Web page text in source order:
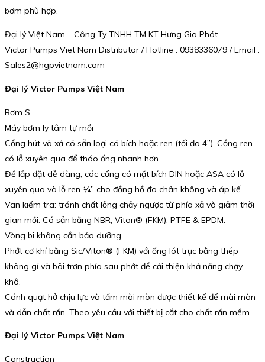
bơm phù hợp.
Đại lý Việt Nam – Công Ty TNHH TM KT Hưng Gia Phát
Victor Pumps Viet Nam Distributor / Hotline : 0938336079 / Email :
Sales2@hgpvietnam.com
Đại lý Victor Pumps Việt Nam
Bơm S
Máy bơm ly tâm tự mồi
Cổng hút và xả có sẵn loại có bích hoặc ren (tối đa 4”). Cổng ren
có lỗ xuyên qua để tháo ống nhanh hơn.
Để lắp đặt dễ dàng, các cổng có mặt bích DIN hoặc ASA có lỗ
xuyên qua và lỗ ren ¼” cho đồng hồ đo chân không và áp kế.
Van kiểm tra: tránh chất lỏng chảy ngược từ phía xả và giảm thời
gian mồi. Có sẵn bằng NBR, Viton® (FKM), PTFE & EPDM.
Vòng bi không cần bảo dưỡng.
Phớt cơ khí bằng Sic/Viton® (FKM) với ống lót trục bằng thép
không gỉ và bôi trơn phía sau phớt để cải thiện khả năng chạy
khô.
Cánh quạt hở chịu lực và tấm mài mòn được thiết kế để mài mòn
và dẫn chất rắn. Theo yêu cầu với thiết bị cắt cho chất rắn mềm.
Đại lý Victor Pumps Việt Nam
Construction